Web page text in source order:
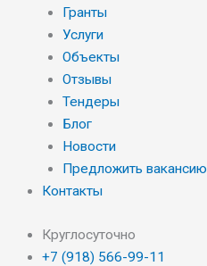
Гранты
Услуги
Объекты
Отзывы
Тендеры
Блог
Новости
Предложить вакансию
Контакты
Круглосуточно
+7 (918) 566-99-11